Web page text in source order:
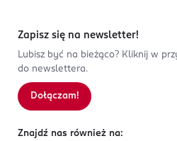
Zapisz się na newsletter!
Lubisz być na bieżąco? Kliknij w
do newslettera.
Dołączam!
Znajdź nas również na: